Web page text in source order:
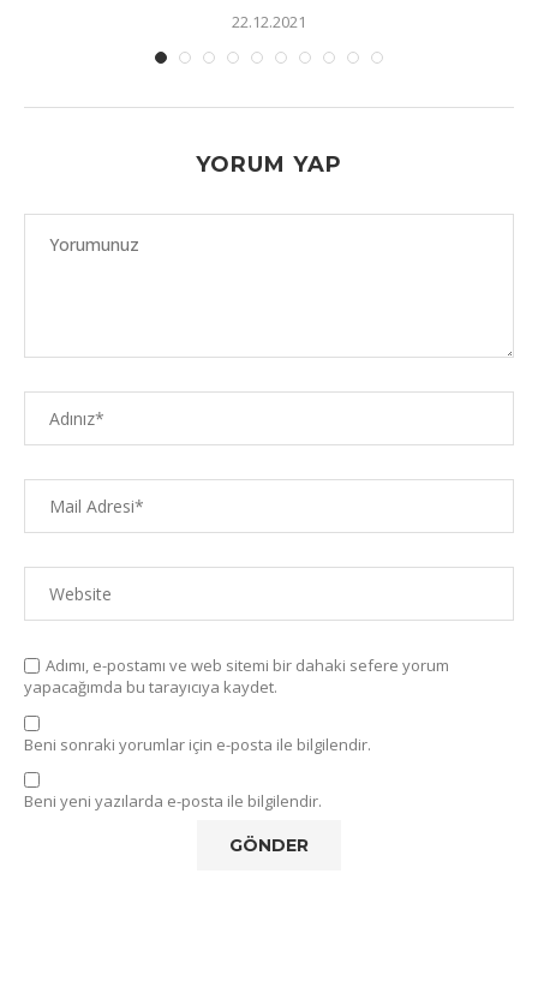
22.12.2021
YORUM YAP
Adımı, e-postamı ve web sitemi bir dahaki sefere yorum
yapacağımda bu tarayıcıya kaydet.
Beni sonraki yorumlar için e-posta ile bilgilendir.
Beni yeni yazılarda e-posta ile bilgilendir.